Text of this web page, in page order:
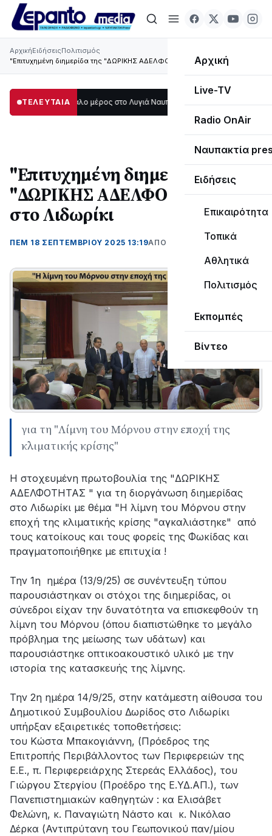
Αρχική
Live-TV
Radio OnAir
Ναυπακτία
Ειδήσεις
Επικαιρότητα
Τοπικά
Αθλητικά
Πολιτισμός
Εκπομπές
Βίντεο
ΑρχικήΕιδήσειςΠολιτισμός
"Επιτυχημένη διημερίδα της "ΔΩΡΙΚΗΣ ΑΔΕΛΦΟΤΗΤΑΣ " στο Λιδωρίκι
ΤΕΛΕΥΤΑΙΑ
μεγάλο μέρος στο Λυγιά Ναυπάκτου 12:08
"Επιτυχημένη διημερίδα της
"ΔΩΡΙΚΗΣ ΑΔΕΛΦΟΤΗΤΑΣ "
στο Λιδωρίκι
ΠΕΜ 18 ΣΕΠΤΕΜΒΡΊΟΥ 2025 13:19ΑΠΌ ΜΑΝΤΩ ΚΑΠΕΝΤΖΩΝΗ
για τη "Λίμνη του Μόρνου στην εποχή της
κλιματικής κρίσης"
Η στοχευμένη πρωτοβουλία της "ΔΩΡΙΚΗΣ
ΑΔΕΛΦΟΤΗΤΑΣ " για τη διοργάνωση διημερίδας
στο Λιδωρίκι με θέμα "Η λίμνη του Μόρνου στην
εποχή της κλιματικής κρίσης "αγκαλιάστηκε" από
τους κατοίκους και τους φορείς της Φωκίδας και
πραγματοποιήθηκε με επιτυχία !
Την 1η ημέρα (13/9/25) σε συνέντευξη τύπου
παρουσιάστηκαν οι στόχοι της διημερίδας, οι
σύνεδροι είχαν την δυνατότητα να επισκεφθούν τη
λίμνη του Μόρνου (όπου διαπιστώθηκε το μεγάλο
πρόβλημα της μείωσης των υδάτων) και
παρουσιάστηκε οπτικοακουστικό υλικό με την
ιστορία της κατασκευής της λίμνης.
Την 2η ημέρα 14/9/25, στην κατάμεστη αίθουσα του
Δημοτικού Συμβουλίου Δωρίδος στο Λιδωρίκι
υπήρξαν εξαιρετικές τοποθετήσεις:
του Κώστα Μπακογιάννη, (Πρόεδρος της
Επιτροπής Περιβάλλοντος των Περιφερειών της
Ε.Ε., π. Περιφερειάρχης Στερεάς Ελλάδος), του
Γιώργου Στεργίου (Προέδρο της Ε.ΥΔ.ΑΠ.), των
Πανεπιστημιακών καθηγητών : κα Ελισάβετ
Φελώνη, κ. Παναγιώτη Νάστο και κ. Νικόλαο
Δέρκα (Αντιπρύτανη του Γεωπονικού παν/μίου